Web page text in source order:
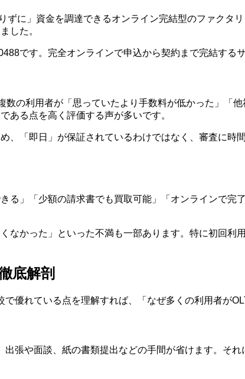
に」資金を調達できるオンライン完結型のファクタ
した。
です。完全オンラインで申込から契約まで完結する
の利用者が「思っていたより手数料が低かった」「
ある点を高く評価する声が多いです。
「即日」が保証されているわけではなく、審査に時
」「少額の請求書でも買取可能」「オンラインで完
かった」といった不満も一部あります。特に初回利
底解剖
優れている点を理解すれば、「なぜ多くの利用者が
張や面談、紙の書類提出などの手間が省けます。そ